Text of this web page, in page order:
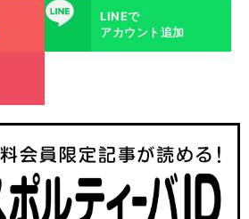
LINE
LINEで
アカウント追加